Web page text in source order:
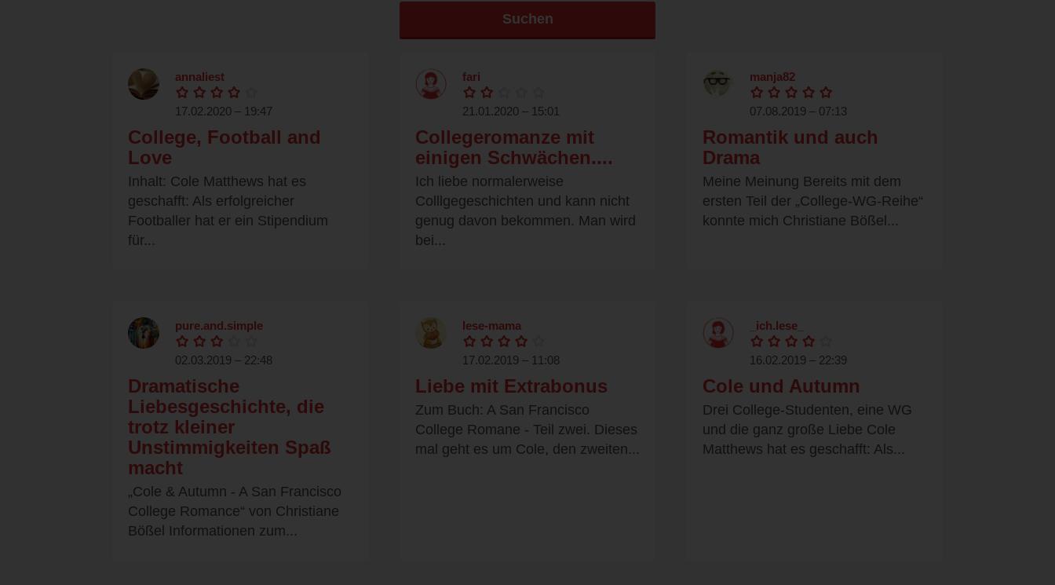
Suchen
annaliest
17.02.2020 – 19:47
College, Football and
Love
Inhalt: Cole Matthews hat es
geschafft: Als erfolgreicher
Footballer hat er ein Stipendium
für...
fari
21.01.2020 – 15:01
Collegeromanze mit
einigen Schwächen....
Ich liebe normalerweise
Colllgegeschichten und kann nicht
genug davon bekommen. Man wird
bei...
manja82
07.08.2019 – 07:13
Romantik und auch
Drama
Meine Meinung Bereits mit dem
ersten Teil der „College-WG-Reihe“
konnte mich Christiane Bößel...
pure.and.simple
02.03.2019 – 22:48
Dramatische
Liebesgeschichte, die
trotz kleiner
Unstimmigkeiten Spaß
macht
„Cole & Autumn - A San Francisco
College Romance“ von Christiane
Bößel Informationen zum...
lese-mama
17.02.2019 – 11:08
Liebe mit Extrabonus
Zum Buch: A San Francisco
College Romane - Teil zwei. Dieses
mal geht es um Cole, den zweiten...
_ich.lese_
16.02.2019 – 22:39
Cole und Autumn
Drei College-Studenten, eine WG
und die ganz große Liebe Cole
Matthews hat es geschafft: Als...